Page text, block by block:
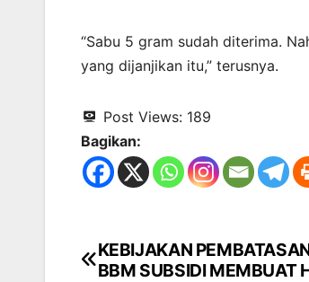
“Sabu 5 gram sudah diterima.
yang dijanjikan itu,” terusnya.
Post Views: 189
Bagikan:
Navigasi
KEBIJAKAN
BBM SUBSIDI MEMBUAT